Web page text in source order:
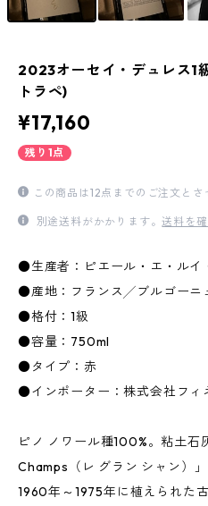
2023オーセイ・デュレス1
トラペ)
¥17,160
残り1点
この商品は12点までのご注文とさ
別途送料がかかります。送料を
●生産者：ピエール・エ・ルイ
●産地：フランス╱ブルゴーニ
●格付：1級
●容量：750ml
●タイプ：赤
●インポーター：株式会社フィ
ピノ ノワール種100%。粘土
Champs（レ グラン シャン）
1960年～1975年に植えられた